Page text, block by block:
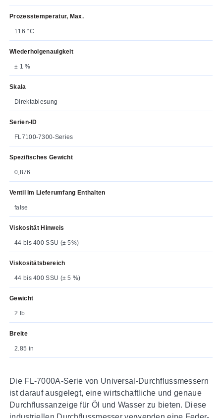
Prozesstemperatur, Max.
116 °C
Wiederholgenauigkeit
± 1 %
Skala
Direktablesung
Serien-ID
FL7100-7300-Series
Spezifisches Gewicht
0,876
Ventil Im Lieferumfang Enthalten
false
Viskosität Hinweis
44 bis 400 SSU (± 5%)
Viskositätsbereich
44 bis 400 SSU (± 5 %)
Gewicht
2 lb
Breite
2.85 in
Die FL-7000A-Serie von Universal-Durchflussmessern
ist darauf ausgelegt, eine wirtschaftliche und genaue
Durchflussanzeige für Öl und Wasser zu bieten. Diese